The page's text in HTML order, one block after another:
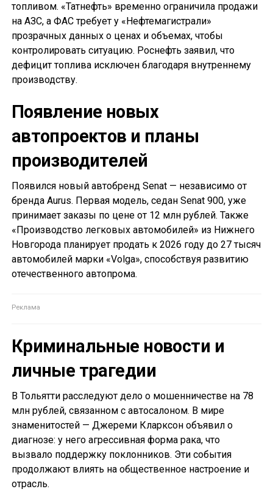
топливом. «Татнефть» временно ограничила продажи
на АЗС, а ФАС требует у «Нефтемагистрали»
прозрачных данных о ценах и объемах, чтобы
контролировать ситуацию. Роснефть заявил, что
дефицит топлива исключен благодаря внутреннему
производству.
Появление новых
автопроектов и планы
производителей
Появился новый автобренд Senat — независимо от
бренда Aurus. Первая модель, седан Senat 900, уже
принимает заказы по цене от 12 млн рублей. Также
«Производство легковых автомобилей» из Нижнего
Новгорода планирует продать к 2026 году до 27 тысяч
автомобилей марки «Volga», способствуя развитию
отечественного автопрома.
Криминальные новости и
личные трагедии
В Тольятти расследуют дело о мошенничестве на 78
млн рублей, связанном с автосалоном. В мире
знаменитостей — Джереми Кларксон объявил о
диагнозе: у него агрессивная форма рака, что
вызвало поддержку поклонников. Эти события
продолжают влиять на общественное настроение и
отрасль.